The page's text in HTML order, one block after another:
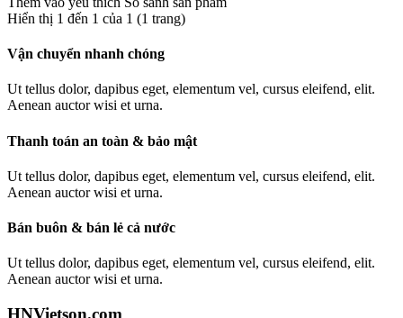
Hiển thị 1 đến 1 của 1 (1 trang)
Vận chuyển nhanh chóng
Ut tellus dolor, dapibus eget, elementum vel, cursus eleifend, elit.
Aenean auctor wisi et urna.
Thanh toán an toàn & bảo mật
Ut tellus dolor, dapibus eget, elementum vel, cursus eleifend, elit.
Aenean auctor wisi et urna.
Bán buôn & bán lẻ cả nước
Ut tellus dolor, dapibus eget, elementum vel, cursus eleifend, elit.
Aenean auctor wisi et urna.
HNVietson.com